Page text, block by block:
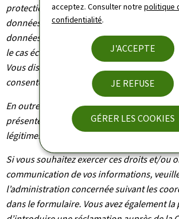
acceptez. Consulter notrepolitique
confidentialité.
J'ACCEPTE
JE REFUSE
GÉRER LES COOKIES
protection des personnes physiques à
données à caractère personnel et à la libre
données, vous bénéficiez d’un droit
le cas échéant d’effacement des
Vous disposez également du droit de retirer
consentement à tout moment.
En outre et excepté le cas où le traitement
présente un caractère obligatoire, vous
légitimes, vous y opposer.
Si vous souhaitez exercer ces droits et/ou
communication de vos informations,
l’administration concernée suivant les
dans le formulaire. Vous avez également